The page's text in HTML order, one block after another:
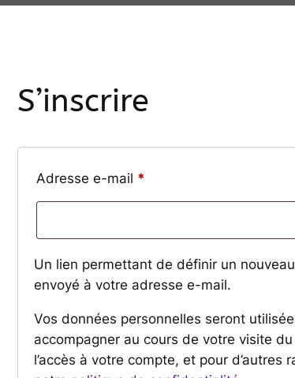
S’inscrire
Adresse e-mail *
Un lien permettant de définir un
envoyé à votre adresse e-mail.
Vos données personnelles seront
accompagner au cours de votre visite
l’accès à votre compte, et pour d’autres